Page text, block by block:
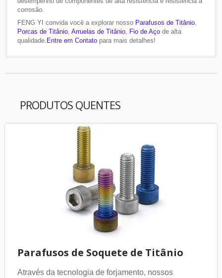
corrosão.
FENG YI convida você a explorar nosso Parafusos de Titânio
Porcas de Titânio Arruelas de Titânio Fio de Aço de alta
qualidade. Entre em Contato para mais detalhes!
PRODUTOS QUENTES
Parafusos de Soquete de Titânio
Através da tecnologia de forjamento, nossos